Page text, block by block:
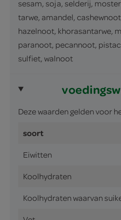
sesam, soja, selderij,
tarwe, amandel,
hazelnoot, khorasantarwe,
paranoot, pecannoot,
sulfiet, walnoot
Deze waarden gelden voor
soort
Eiwitten
Koolhydraten
Koolhydraten waarvan